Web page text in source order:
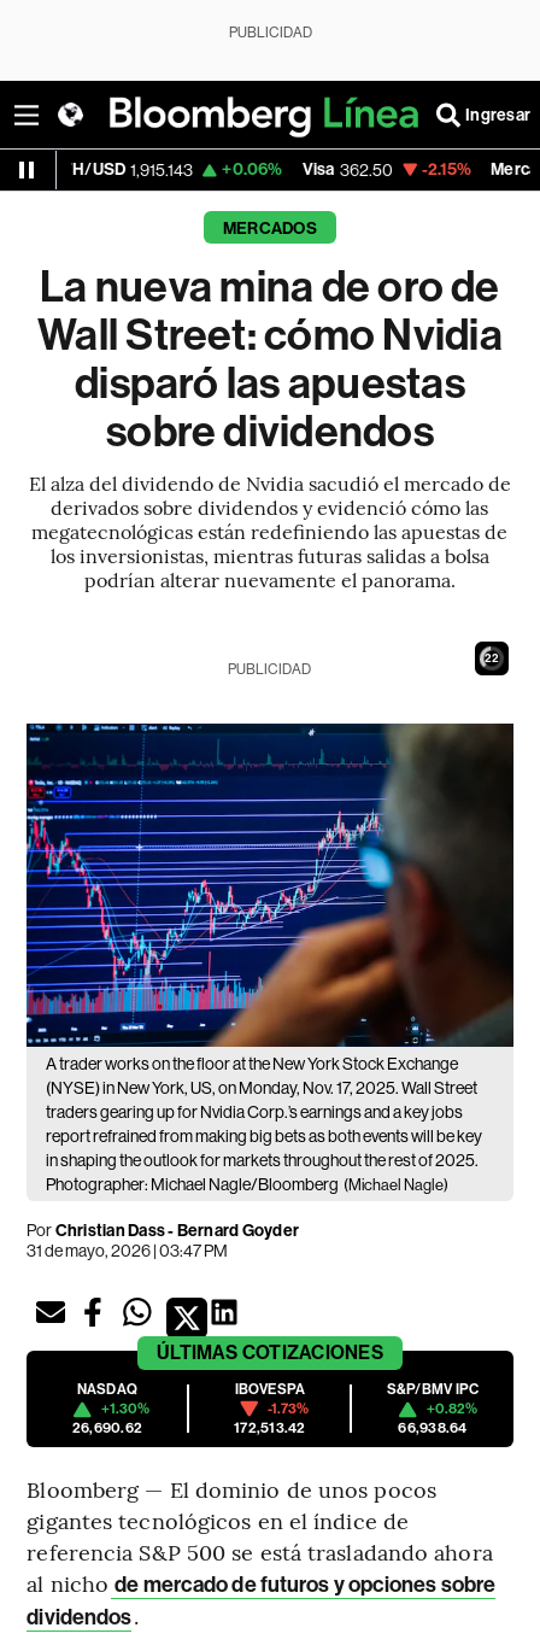
PUBLICIDAD
Ingresar
1,915.143 +0.06% Visa 362.50 -2.15% MercadoLibre
MERCADOS
La nueva mina de oro de
Wall Street: cómo Nvidia
disparó las apuestas
sobre dividendos
El alza del dividendo de Nvidia sacudió el mercado de
derivados sobre dividendos y evidenció cómo las
megatecnológicas están redefiniendo las apuestas de
los inversionistas, mientras futuras salidas a bolsa
podrían alterar nuevamente el panorama.
20
PUBLICIDAD
A trader works on the floor at the New York Stock Exchange
(NYSE) in New York, US, on Monday, Nov. 17, 2025. Wall Street
traders gearing up for Nvidia Corp.’s earnings and a key jobs
report refrained from making big bets as both events will be key
in shaping the outlook for markets throughout the rest of 2025.
Photographer: Michael Nagle/Bloomberg (Michael Nagle)
PorChristian Dass - Bernard Goyder
31 de mayo, 2026 | 03:47 PM
ÚLTIMAS COTIZACIONES
NASDAQ
+1.30%
26,690.62
IBOVESPA
-1.73%
172,513.42
S&P/BMV IPC
+0.82%
66,938.64
Bloomberg — El dominio de unos pocos
gigantes tecnológicos en el índice de
referencia S&P 500 se está trasladando ahora
al nicho de mercado de futuros y opciones sobre
dividendos.